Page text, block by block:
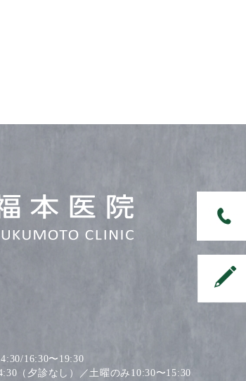
16:30〜19:30
（夕診なし）／土曜のみ10:30〜15:30